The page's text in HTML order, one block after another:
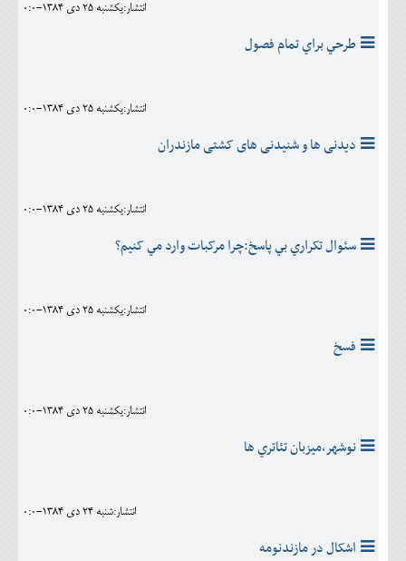
انتشار:يکشنبه 25 دی 1384-0:0
طرحي براي تمام فصول
انتشار:يکشنبه 25 دی 1384-0:0
دیدنی ها و شنیدنی های کشتی مازندران
انتشار:يکشنبه 25 دی 1384-0:0
سئوال تکراري بي پاسخ:چرا مرکبات وارد مي کنيم؟
انتشار:يکشنبه 25 دی 1384-0:0
فسخ
انتشار:يکشنبه 25 دی 1384-0:0
نوشهر،ميزبان تئاتري ها
انتشار:شنبه 24 دی 1384-0:0
اشکال در مازندنومه